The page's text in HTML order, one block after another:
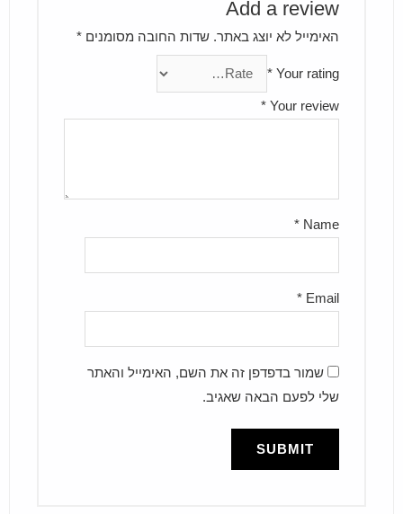
Add a review
האימייל לא יוצג באתר. שדות החובה מסומנים *
Your rating
*
Your review
*
Name
*
Email
*
שמור בדפדפן זה את השם, האימייל והאתר
שלי לפעם הבאה שאגיב.